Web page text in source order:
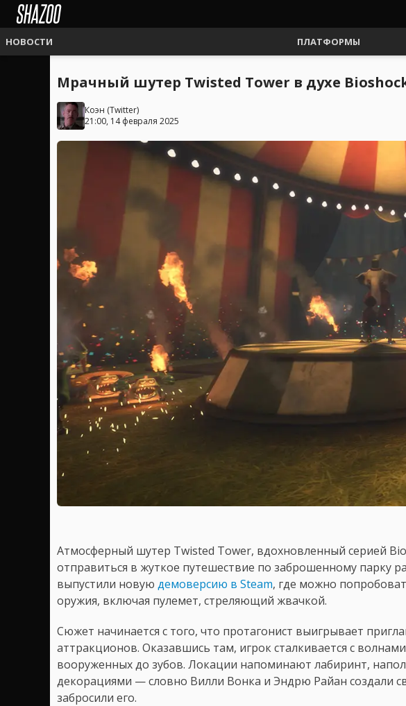
НОВОСТИ ПЛАТФОРМЫ
Мрачный шутер Twisted Tower в духе
Коэн (Twitter)
21:00, 14 февраля 2025
Атмосферный шутер Twisted Tower, вдохновленный серией
отправиться в жуткое путешествие по заброшенному парку
выпустили новую демоверсию в Steam, где можно
оружия, включая пулемет, стреляющий жвачкой.
Сюжет начинается с того, что протагонист выигрывает
аттракционов. Оказавшись там, игрок сталкивается с
вооруженных до зубов. Локации напоминают лабиринт,
декорациями — словно Вилли Вонка и Эндрю Райан создали
забросили его.